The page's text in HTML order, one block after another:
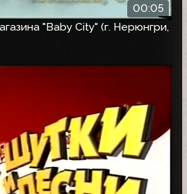
00:05
"Baby City" (г. Нерюнгри,